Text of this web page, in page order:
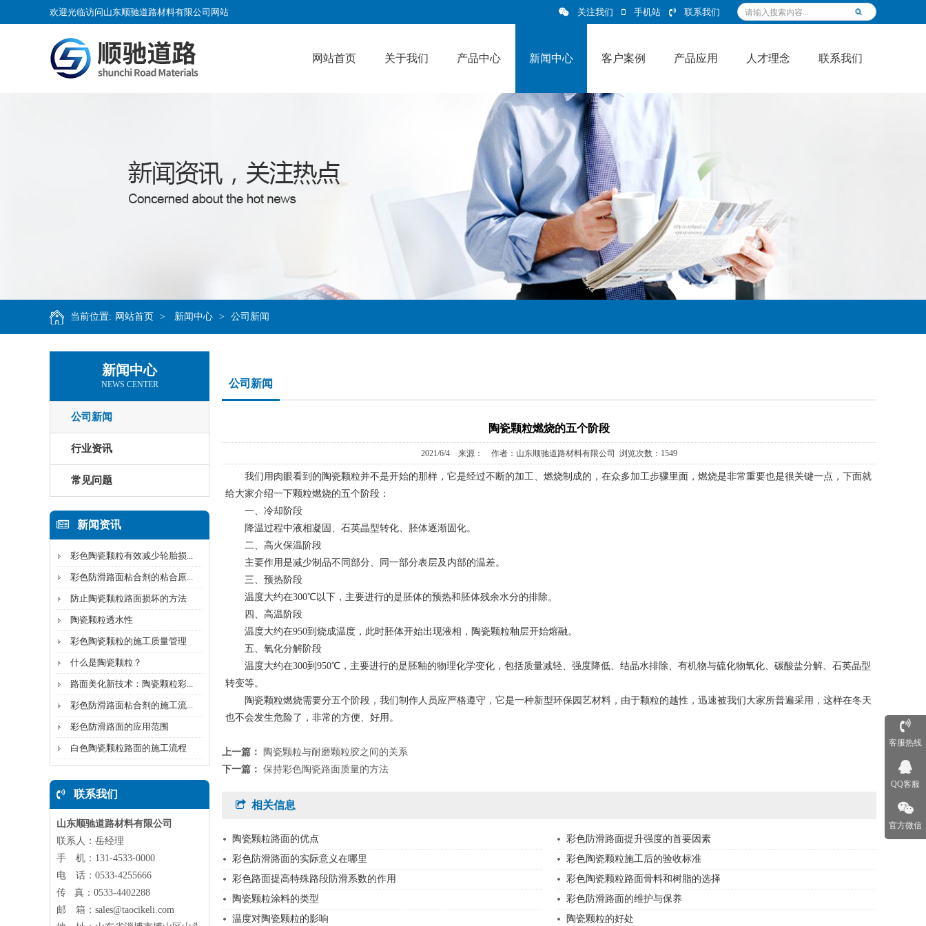
欢迎光临访问山东顺驰道路材料有限公司网站 关注我们 手机站 联系我们
网站首页 关于我们 产品中心
新闻中心
新闻中心 客户案例 产品应用 人才理念 联系我们
当前位置: 网站首页 > 新闻中心 > 公司新闻
新闻中心
NEWS CENTER
公司新闻
行业资讯
常见问题
新闻资讯
彩色陶瓷颗粒有效减少轮胎损...
彩色防滑路面粘合剂的粘合原...
防止陶瓷颗粒路面损坏的方法
陶瓷颗粒透水性
彩色陶瓷颗粒的施工质量管理
什么是陶瓷颗粒？
路面美化新技术：陶瓷颗粒彩...
彩色防滑路面粘合剂的施工流...
彩色防滑路面的应用范围
白色陶瓷颗粒路面的施工流程
联系我们
山东顺驰道路材料有限公司
联系人：岳经理
手 机：131-4533-0000
电 话：0533-4255666
传 真：0533-4402288
邮 箱：sales@taocikeli.com
公司新闻
陶瓷颗粒燃烧的五个阶段
2021/6/4 来源： 作者：山东顺驰道路材料有限公司 浏览次数：1549
我们用肉眼看到的陶瓷颗粒并不是开始的那样，它是经过不断的加工、燃烧制成的，在众多加工步骤里面，燃烧是非常重要也是很关键一点，下面就
给大家介绍一下颗粒燃烧的五个阶段：
一、冷却阶段
降温过程中液相凝固、石英晶型转化、胚体逐渐固化。
二、高火保温阶段
主要作用是减少制品不同部分、同一部分表层及内部的温差。
三、预热阶段
温度大约在300℃以下，主要进行的是胚体的预热和胚体残余水分的排除。
四、高温阶段
温度大约在950到烧成温度，此时胚体开始出现液相，陶瓷颗粒釉层开始熔融。
五、氧化分解阶段
温度大约在300到950℃，主要进行的是胚釉的物理化学变化，包括质量减轻、强度降低、结晶水排除、有机物与硫化物氧化、碳酸盐分解、石英晶型
转变等。
陶瓷颗粒燃烧需要分五个阶段，我们制作人员应严格遵守，它是一种新型环保园艺材料，由于颗粒的越性，迅速被我们大家所普遍采用，这样在冬天
也不会发生危险了，非常的方便、好用。
上一篇：
陶瓷颗粒与耐磨颗粒胶之间的关系
下一篇： 保持彩色陶瓷路面质量的方法
相关信息
陶瓷颗粒路面的优点
彩色防滑路面提升强度的首要因素
彩色防滑路面的实际意义在哪里
彩色陶瓷颗粒施工后的验收标准
彩色路面提高特殊路段防滑系数的作用
彩色陶瓷颗粒路面骨料和树脂的选择
陶瓷颗粒涂料的类型
彩色防滑路面的维护与保养
温度对陶瓷颗粒的影响
陶瓷颗粒的好处
客服热线
QQ客服
官方微信